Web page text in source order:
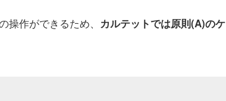
作ができるため、
カルテットでは原則(A)のケ